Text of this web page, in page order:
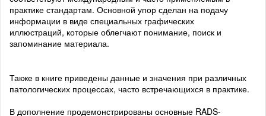
практике стандартам. Основной упор сделан на подачу
информации в виде специальных графических
иллюстраций, которые облегчают понимание, поиск и
запоминание материала.
Также в книге приведены данные и значения при различных
патологических процессах, часто встречающихся в практике.
В дополнение продемонстрированы основные RADS-